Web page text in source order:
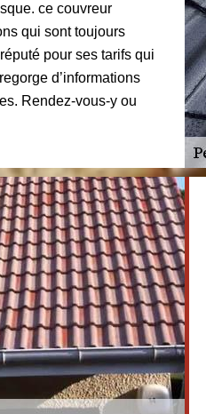
ce couvreur
qui sont toujours
pour ses tarifs qui
d’informations
Rendez-vous-y ou